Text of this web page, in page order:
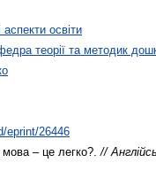
аспекти освіти
теорії та методик
eprint/26446
мова – це легко?.//